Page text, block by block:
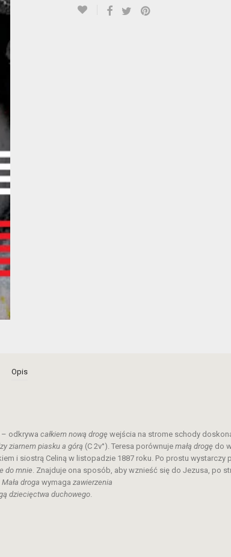
Opis
odkrywa całkiem nową drogę wejścia na strome schody
ziarnem piasku a górą (C 2v°). Teresa porównuje małą drogę do
i siostrą Celiną w listopadzie 1887 roku. Po prostu wystarczy
do mnie. Znajduje ona sposób, aby wznieść się do Jezusa, po
Mała droga wymaga zawierzenia
dziecięctwa duchowego.